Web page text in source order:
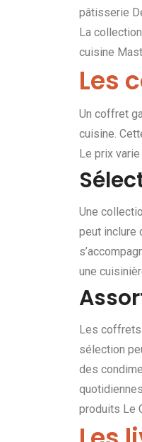
pâtisserie
La
cuisine
Les
Un coffret
cuisine.
Le prix
Une
peut inclure
une
Les coffrets
sélection
des
produits Le